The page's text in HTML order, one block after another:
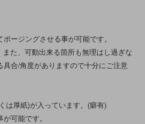
ージングさせる事が可能です。
た、可動出来る箇所も無理はし過ぎな
合/角度がありますので十分にご注意
は厚紙)が入っています。(癖有)
可能です。